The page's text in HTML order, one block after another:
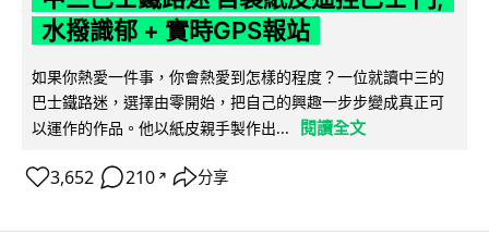
水撥識郁 + 實時GPS報站
如果你熱愛一件事，你會熱愛到怎樣的程度？一位就讀中三的
巴士鐵路迷，選擇由零開始，把自己的興趣一步步變成真正可
以運作的作品。他以紙皮親手製作出...
閱讀全文
3,652 210 ↗ 分享